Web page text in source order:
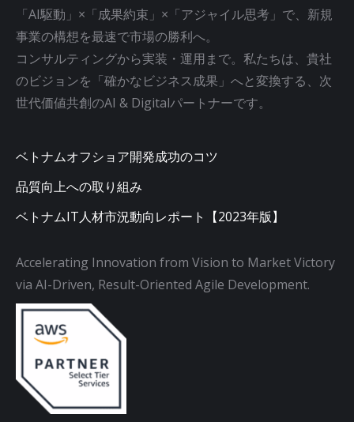
「AI駆動」×「成果約束」×「アジャイル思考」で、新規
事業の構想を最速で市場の勝利へ。
コンサルティングから実装・運用まで。私たちは、貴社
のビジョンを「確かなビジネス成果」へと変換する、次
世代価値共創のAI & Digitalパートナーです。
ベトナムオフショア開発成功のコツ
品質向上への取り組み
ベトナムIT人材市況動向レポート【2023年版】
Accelerating Innovation from Vision to Market Victory
via AI-Driven, Result-Oriented Agile Development.